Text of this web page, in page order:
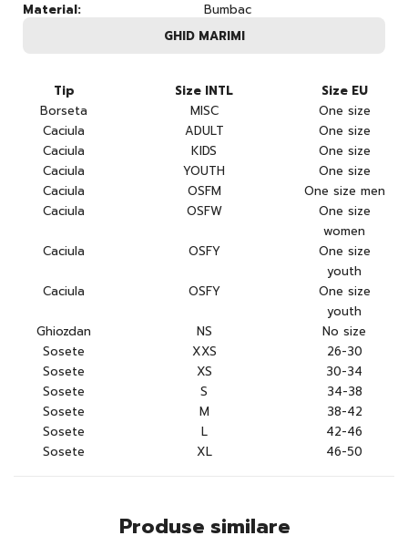
Material:
Bumbac
GHID MARIMI
Tip Size INTL
Size EU
Borseta
MISC
One size
Caciula
ADULT
One size
Caciula
KIDS
One size
Caciula
YOUTH
One size
Caciula
OSFM
One size men
Caciula
OSFW
One size
women
Caciula
OSFY
One size
youth
Caciula
OSFY
One size
youth
Ghiozdan
NS
No size
Sosete
XXS
26-30
Sosete
XS
30-34
Sosete
S
34-38
Sosete
M
38-42
Sosete
L
42-46
Sosete
XL 46-50
Produse similare